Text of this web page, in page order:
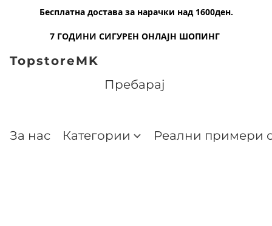
Бесплатна достава за нарачки над 1600ден.
7 ГОДИНИ СИГУРЕН ОНЛАЈН ШОПИНГ
TopstoreMK
За нас Категории Реални примери